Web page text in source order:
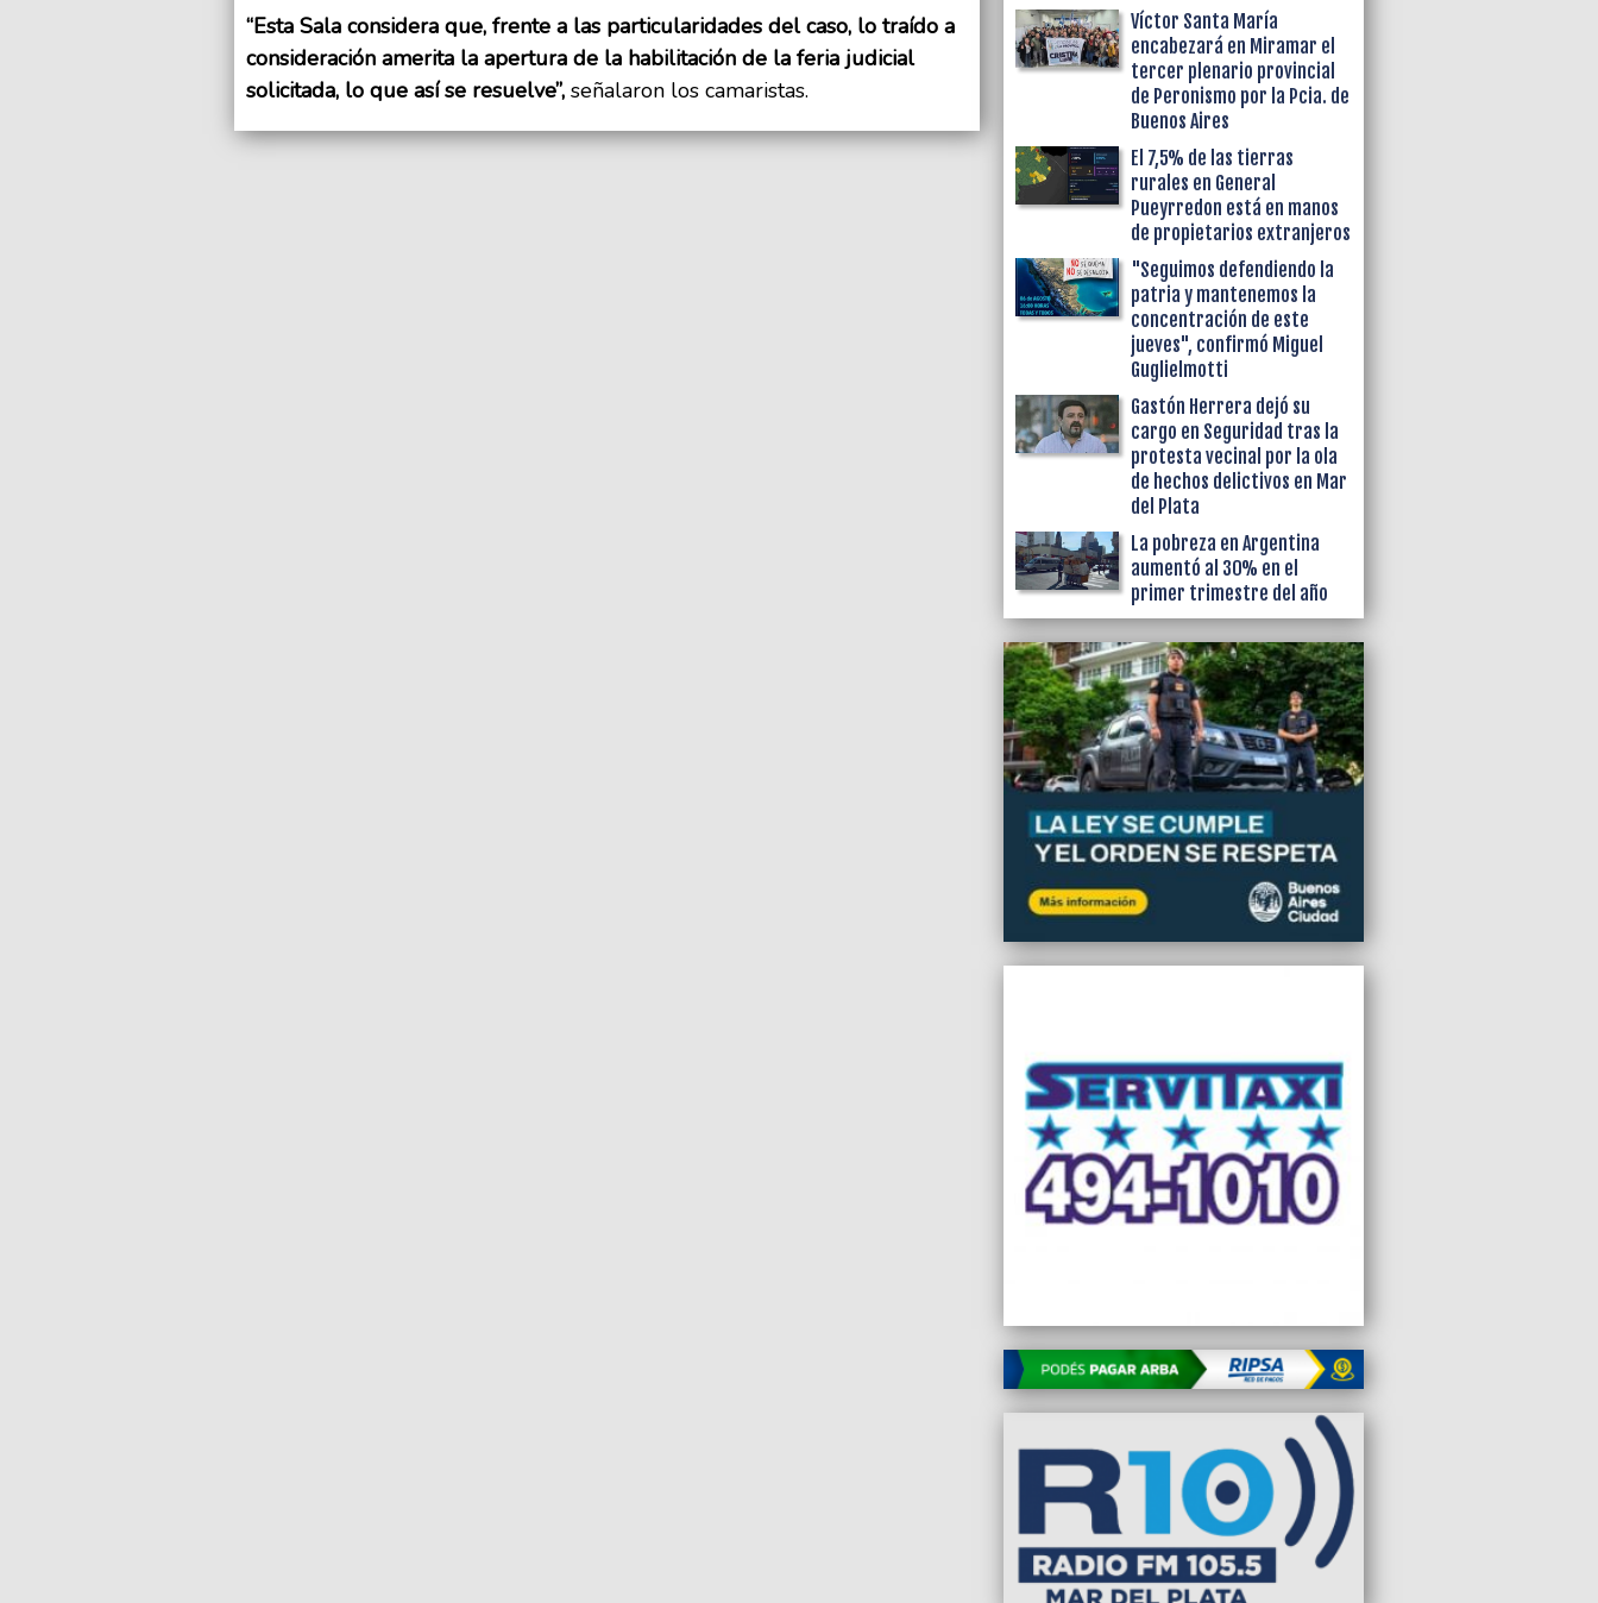
“Esta Sala considera que, frente a las particularidades del caso, lo traído a
consideración amerita la apertura de la habilitación de la feria judicial
solicitada, lo que así se resuelve”, señalaron los camaristas.
Víctor Santa María
encabezará en Miramar el
tercer plenario provincial
de Peronismo por la Pcia. de
Buenos Aires
El 7,5% de las tierras
rurales en General
Pueyrredon está en manos
de propietarios extranjeros
"Seguimos defendiendo la
patria y mantenemos la
concentración de este
jueves", confirmó Miguel
Guglielmotti
Gastón Herrera dejó su
cargo en Seguridad tras la
protesta vecinal por la ola
de hechos delictivos en Mar
del Plata
La pobreza en Argentina
aumentó al 30% en el
primer trimestre del año